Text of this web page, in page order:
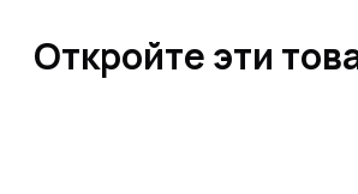
Откройте эти